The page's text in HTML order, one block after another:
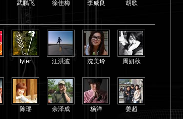
武鹏飞 徐佳梅 李威良 胡歌
tyler 汪洪波 沈美玲 周妍秋
陈瑶 余泽成 杨洋 姜超